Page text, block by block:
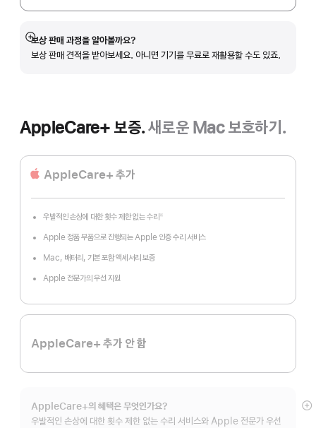
보상 판매 과정을 알아볼까요?
보상 판매 견적을 받아보세요. 아니면 기기를 무료로 재활용할 수도 있죠.
자세히
보기
AppleCare+ 보증.새로운 Mac 보호하기.
AppleCare+ 추가
우발적인 손상에 대한 횟수 제한 없는 수리 ※
Apple 정품 부품으로 진행되는 Apple 인증 수리 서비스
Mac, 배터리, 기본 포함 액세서리 보증
Apple 전문가의 우선 지원
AppleCare+ 추가 안 함
AppleCare+의 혜택은 무엇인가요?
우발적인 손상에 대한 횟수 제한 없는 수리 서비스와 Apple 전문가 우선
자